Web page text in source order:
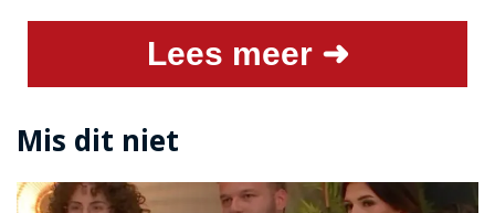
Lees meer ➜
Mis dit niet